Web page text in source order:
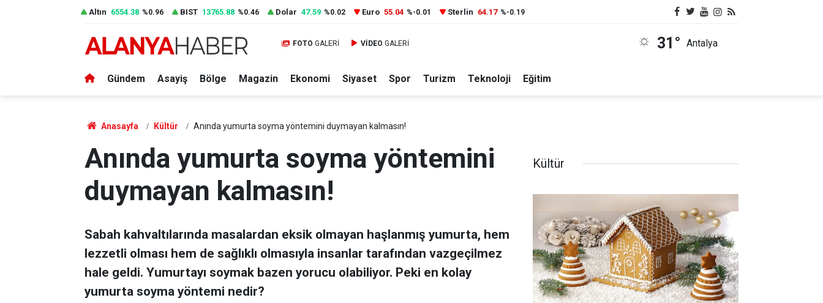
Altın 6554.38 %0.96 BIST 13765.88 %0.46 Dolar 47.59 %0.02 Euro 55.04 %-0.01 Sterlin 64.17 %-0.19
FOTO GALERİ VİDEO GALERİ 31° Antalya
Gündem Asayiş Bölge Magazin Ekonomi Siyaset Spor Turizm Teknoloji Eğitim
Anasayfa Kültür Anında yumurta soyma yöntemini duymayan kalmasın!
Anında yumurta soyma yöntemini
duymayan kalmasın!
Sabah kahvaltılarında masalardan eksik olmayan haşlanmış yumurta, hem
lezzetli olması hem de sağlıklı olmasıyla insanlar tarafından vazgeçilmez
hale geldi. Yumurtayı soymak bazen yorucu olabiliyor. Peki en kolay
yumurta soyma yöntemi nedir?
Kültür